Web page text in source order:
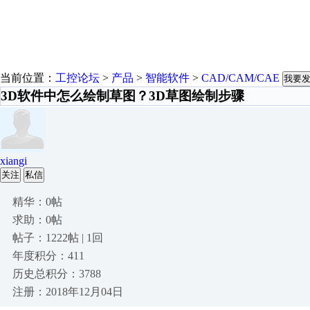
当前位置： 工控论坛 > 产品 > 智能软件 > CAD/CAM/CAE 我要
3D软件中怎么绘制草图？3D草图绘制步骤
xiangi
关注 私信
精华：0帖
求助：0帖
帖子：1222帖 | 1回
年度积分：411
历史总积分：3788
注册：2018年12月04日